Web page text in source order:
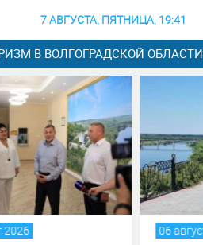
7 АВГУСТА, ПЯТНИЦА, 19:41
В ВОЛГОГРАДСКОЙ ОБЛАСТИ
06 август 2026